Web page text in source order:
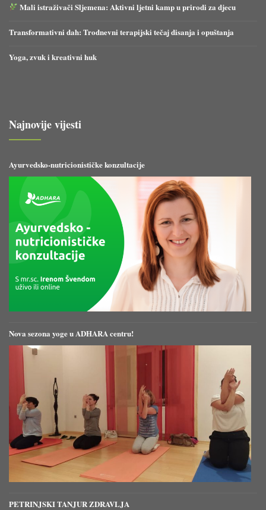
Mali istraživači Sljemena: Aktivni ljetni kamp u prirodi za djecu
Transformativni dah: Trodnevni terapijski tečaj disanja i opuštanja
Yoga, zvuk i kreativni huk
Najnovije vijesti
Ayurvedsko-nutricionističke konzultacije
Nova sezona yoge u ADHARA centru!
PETRINJSKI TANJUR ZDRAVLJA